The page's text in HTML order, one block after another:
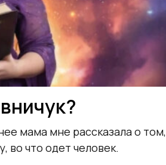
мама мне рассказала о том,
во что одет человек.